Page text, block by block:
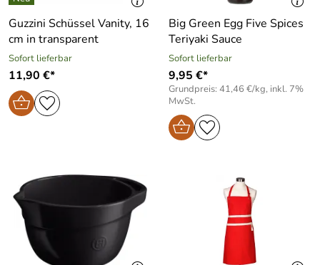
Guzzini Schüssel Vanity, 16
cm in transparent
Sofort lieferbar
11,90 €*
Big Green Egg Five Spices
Teriyaki Sauce
Sofort lieferbar
9,95 €*
Grundpreis: 41,46 €/kg, inkl. 7%
MwSt.